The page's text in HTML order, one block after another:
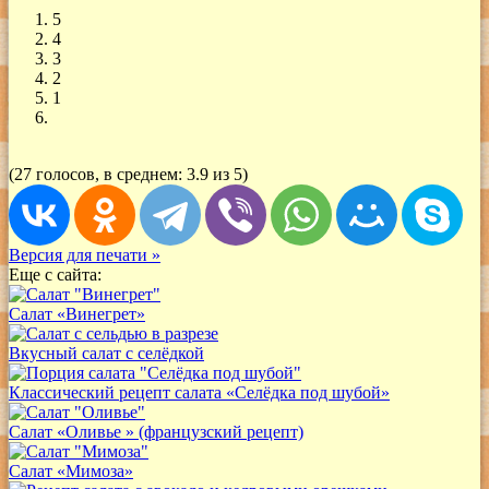
5
4
3
2
1
(27 голосов, в среднем: 3.9 из 5)
Версия для печати »
Еще с сайта:
Салат «Винегрет»
Вкусный салат с селёдкой
Классический рецепт салата «Селёдка под шубой»
Салат «Оливье » (французский рецепт)
Салат «Мимоза»